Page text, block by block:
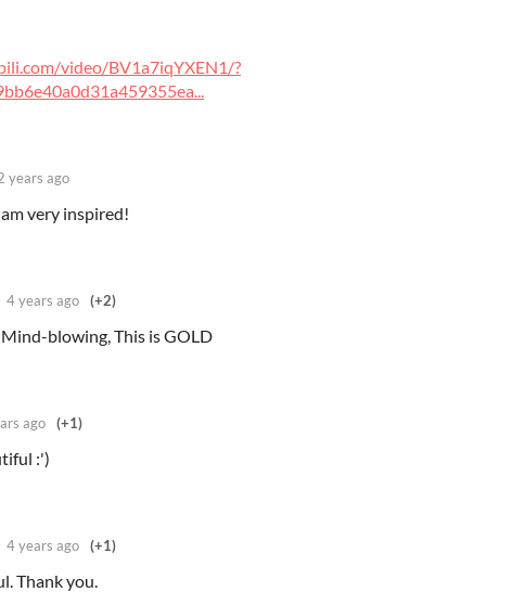
video/BV1a7iqYXEN1/?
years ago
very inspired!
4 years ago (+2)
blowing, This is GOLD
ago (+1)
:')
4 years ago (+1)
Thank you.